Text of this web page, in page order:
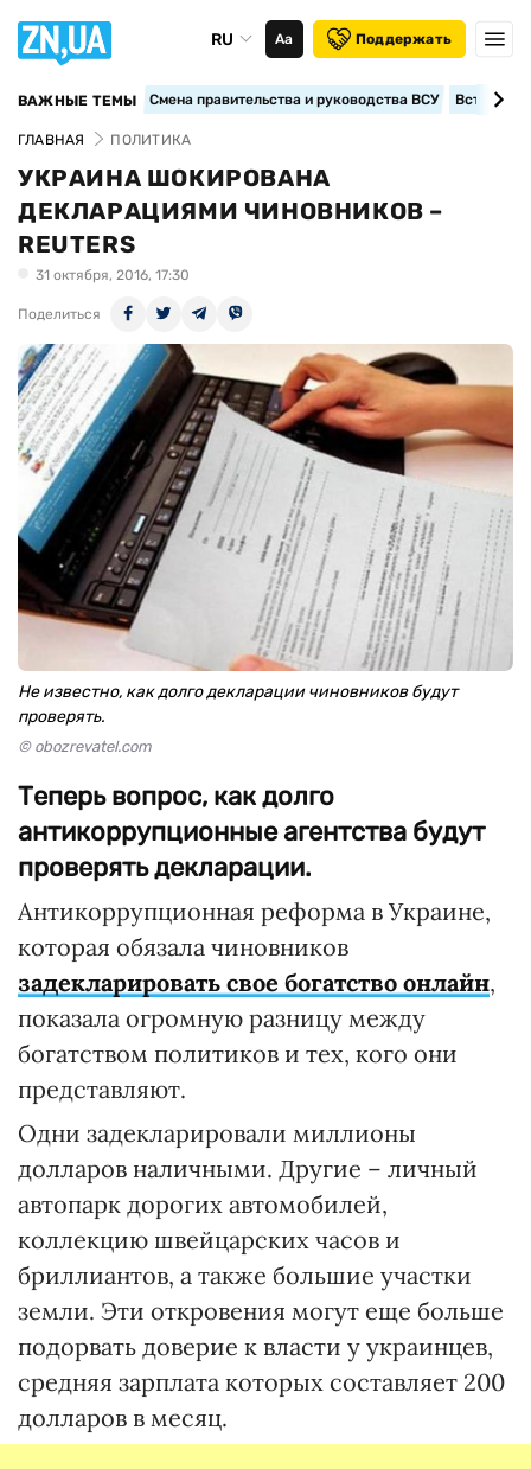
RU Аа Поддержать
ВАЖНЫЕ ТЕМЫ Смена правительства и руководства ВСУ
ГЛАВНАЯ ПОЛИТИКА
УКРАИНА ШОКИРОВАНА
ДЕКЛАРАЦИЯМИ ЧИНОВНИКОВ –
REUTERS
31 октября, 2016, 17:30
Поделиться
Не известно, как долго декларации чиновников будут
проверять.
© obozrevatel.com
Теперь вопрос, как долго
антикоррупционные агентства будут
проверять декларации.
Антикоррупционная реформа в Украине,
которая обязала чиновников
задекларировать свое богатство онлайн,
показала огромную разницу между
богатством политиков и тех, кого они
представляют.
Одни задекларировали миллионы
долларов наличными. Другие – личный
автопарк дорогих автомобилей,
коллекцию швейцарских часов и
бриллиантов, а также большие участки
земли. Эти откровения могут еще больше
подорвать доверие к власти у украинцев,
средняя зарплата которых составляет 200
долларов в месяц.